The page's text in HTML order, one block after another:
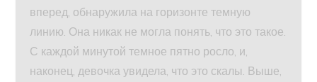
вперед, обнаружила на горизонте темную
линию. Она никак не могла понять, что это такое.
С каждой минутой темное пятно росло, и,
наконец, девочка увидела, что это скалы. Выше,